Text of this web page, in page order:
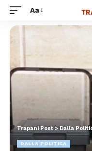
Aa
Trapani Post>Dalla
DALLA POLITICA